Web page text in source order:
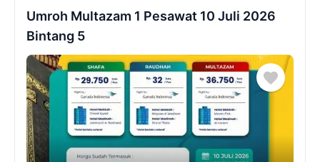
Umroh Multazam 1 Pesawat 10 Juli 2026
Bintang 5